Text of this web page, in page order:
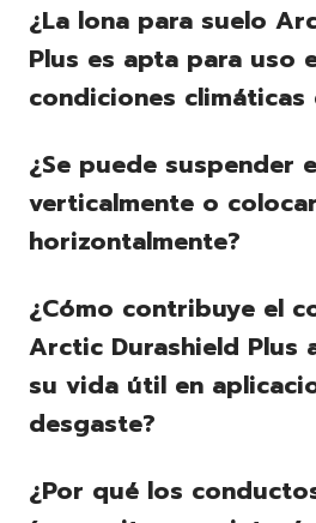
¿La lona para suelo
Plus es apta para uso
condiciones climáticas
¿Se puede suspender
verticalmente o colocar
horizontalmente?
¿Cómo contribuye el
Arctic Durashield Plus
su vida útil en
desgaste?
¿Por qué los